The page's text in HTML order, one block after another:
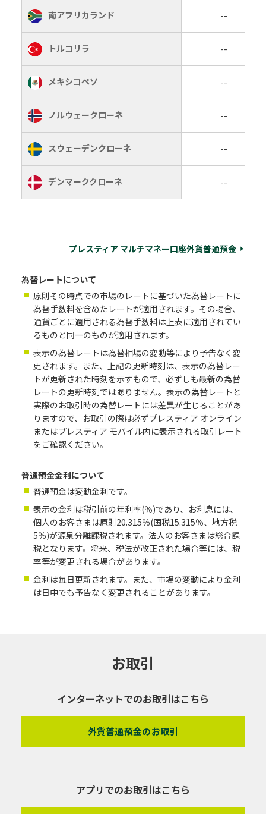
南アフリカランド --
トルコリラ --
メキシコペソ --
ノルウェークローネ --
スウェーデンクローネ --
デンマーククローネ --
プレスティア マルチマネー口座外貨普通預金
為替レートについて
原則その時点での市場のレートに基づいた為替レートに
為替手数料を含めたレートが適用されます。その場合、
通貨ごとに適用される為替手数料は上表に適用されてい
るものと同一のものが適用されます。
表示の為替レートは為替相場の変動等により予告なく変
更されます。また、上記の更新時刻は、表示の為替レー
トが更新された時刻を示すもので、必ずしも最新の為替
レートの更新時刻ではありません。表示の為替レートと
実際のお取引時の為替レートには差異が生じることがあ
りますので、お取引の際は必ずプレスティア オンライン
またはプレスティア モバイル内に表示される取引レート
をご確認ください。
普通預金金利について
普通預金は変動金利です。
表示の金利は税引前の年利率(％)であり、お利息には、
個人のお客さまは原則20.315％(国税15.315％、地方税
5％)が源泉分離課税されます。法人のお客さまは総合課
税となります。将来、税法が改正された場合等には、税
率等が変更される場合があります。
金利は毎日更新されます。また、市場の変動により金利
は日中でも予告なく変更されることがあります。
お取引
インターネットでのお取引はこちら
外貨普通預金のお取引
アプリでのお取引はこちら